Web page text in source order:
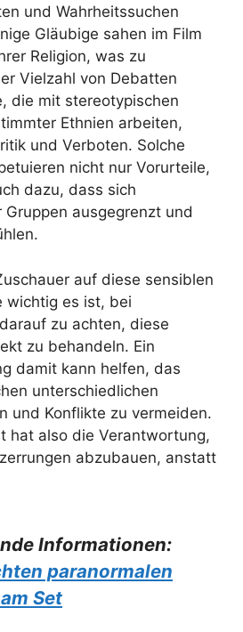
und Wahrheitssuchen
Gläubige sahen im Film
Religion, was zu
Vielzahl von Debatten
die mit stereotypischen
Ethnien arbeiten,
und Verboten. Solche
nicht nur Vorurteile,
dazu, dass sich
ausgegrenzt und
auf diese sensiblen
wichtig es ist, bei
zu achten, diese
zu behandeln. Ein
damit kann helfen, das
unterschiedlichen
und Konflikte zu vermeiden.
hat also die Verantwortung,
abzubauen, anstatt
Informationen:
paranormalen
Set